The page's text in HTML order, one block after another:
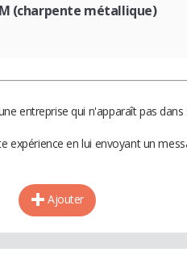
M (charpente métallique)
entreprise qui n'apparaît pas
expérience en lui envoyant un
Ajouter